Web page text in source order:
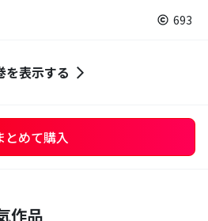
693
を表示する
とめて購入
作品